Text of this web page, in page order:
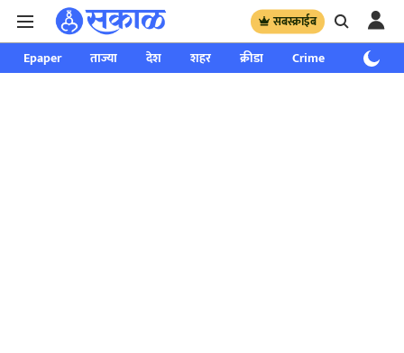
सबस्क्राईब
Epaper ताज्या देश शहर क्रीडा Crime साप्ताहिक